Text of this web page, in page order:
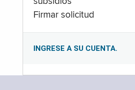
Firmar solicitud
INGRESE A SU CUENTA.